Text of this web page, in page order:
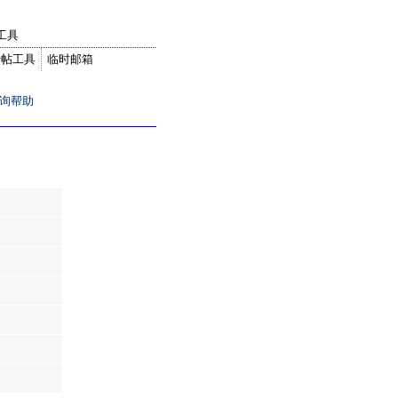
工具 临时邮箱
具
帮助